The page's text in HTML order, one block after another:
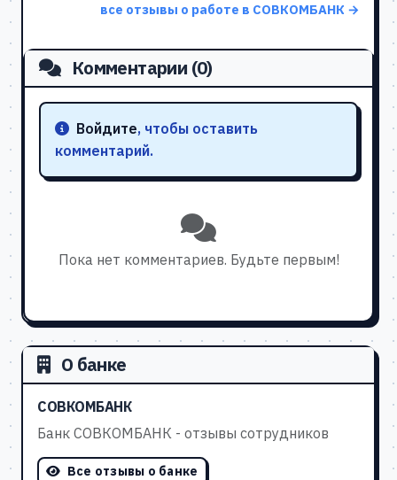
все отзывы о работе в СОВКОМБАНК →
Комментарии (0)
Войдите, чтобы оставить
комментарий.
Пока нет комментариев. Будьте первым!
О банке
СОВКОМБАНК
Банк СОВКОМБАНК - отзывы сотрудников
Все отзывы о банке